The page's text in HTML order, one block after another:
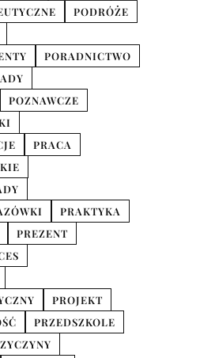
PODRÓŻE
PORADNICTWO
POZNAWCZE
PRACA
PRAKTYKA
PREZENT
PROJEKT
PRZEDSZKOLE